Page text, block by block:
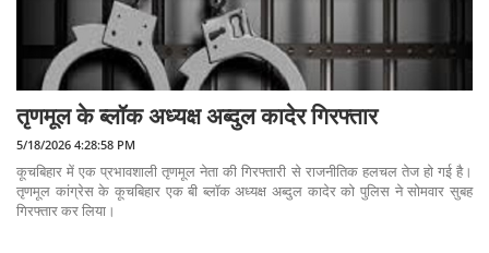
तृणमूल के ब्लॉक अध्यक्ष अब्दुल कादेर गिरफ्तार
5/18/2026 4:28:58 PM
कूचबिहार में एक प्रभावशाली तृणमूल नेता की गिरफ्तारी से राजनीतिक हलचल तेज हो गई है।
तृणमूल कांग्रेस के कूचबिहार एक बी ब्लॉक अध्यक्ष अब्दुल कादेर को पुलिस ने सोमवार सुबह
गिरफ्तार कर लिया।